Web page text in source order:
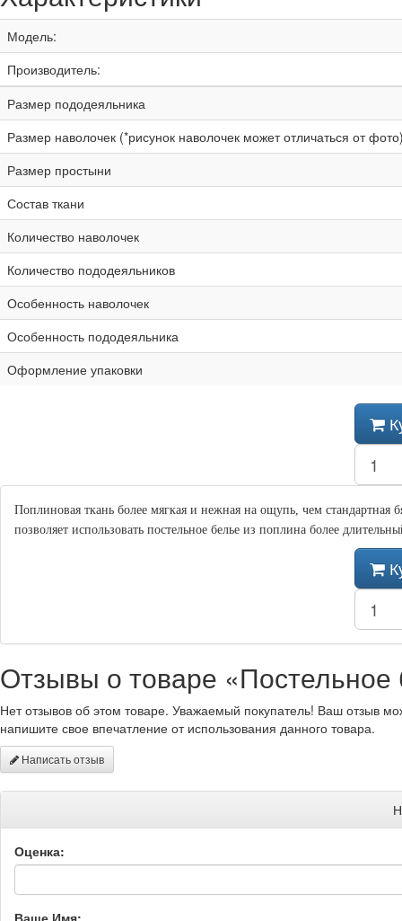
Модель:
Производитель:
Размер пододеяльника
Размер наволочек (*рисунок наволочек может отличаться от
Размер простыни
Состав ткани
Количество наволочек
Количество пододеяльников
Особенность наволочек
Особенность пододеяльника
Оформление упаковки
Поплиновая ткань более мягкая и нежная на ощупь, чем стандартная
позволяет использовать постельное белье из поплина более
Отзывы о товаре
Нет отзывов об этом товаре. Уважаемый покупатель! Ваш отзыв
напишите свое впечатление от использования данного товара.
Написать отзыв
Оценка:
Ваше Имя: